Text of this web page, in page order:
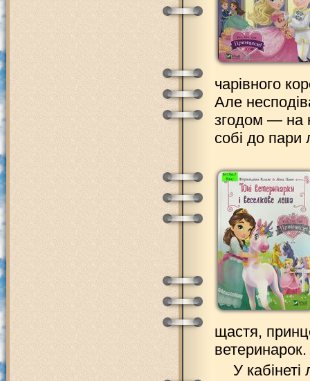
чарівного
Але
згодом — на
собі до пари
щастя,
ветеринарок.
У